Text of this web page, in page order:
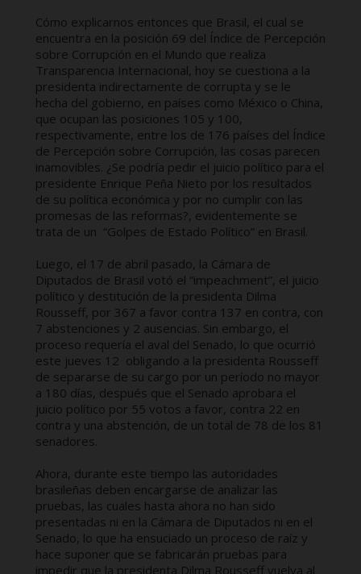
Cómo explicarnos entonces que Brasil, el cual se
encuentra en la posición 69 del Índice de Percepción
sobre Corrupción en el Mundo que realiza
Transparencia Internacional, hoy se cuestiona a la
presidenta indirectamente de corrupta y se le
hecha del gobierno, en países como México o China,
que ocupan las posiciones 105 y 100,
respectivamente, entre los de 176 países del Índice
de Percepción sobre Corrupción, las cosas parecen
inamovibles. ¿Se podría pedir el juicio político para el
presidente Enrique Peña Nieto por los resultados
de su política económica y por no cumplir con las
promesas de las reformas?, evidentemente se
trata de un “Golpes de Estado Político” en Brasil.
Luego, el 17 de abril pasado, la Cámara de
Diputados de Brasil votó el “impeachment”, el juicio
político y destitución de la presidenta Dilma
Rousseff, por 367 a favor contra 137 en contra, con
7 abstenciones y 2 ausencias. Sin embargo, el
proceso requería el aval del Senado, lo que ocurrió
este jueves 12 obligando a la presidenta Rousseff
de separarse de su cargo por un período no mayor
a 180 días, después que el Senado aprobara el
juicio político por 55 votos a favor, contra 22 en
contra y una abstención, de un total de 78 de los 81
senadores.
Ahora, durante este tiempo las autoridades
brasileñas deben encargarse de analizar las
pruebas, las cuales hasta ahora no han sido
presentadas ni en la Cámara de Diputados ni en el
Senado, lo que ha ensuciado un proceso de raíz y
hace suponer que se fabricarán pruebas para
impedir que la presidenta Dilma Rousseff vuelva al